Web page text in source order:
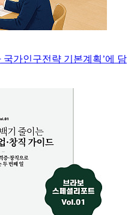
국가인구전략 기본계획’에 담